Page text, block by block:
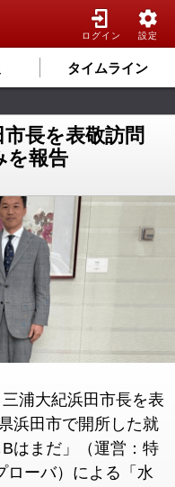
ログイン 設定
タイムライン
長を表敬訪問
を報告
浦大紀浜田市長を表
浜田市で開所した就
はまだ」（運営：特
ローバ）による「水